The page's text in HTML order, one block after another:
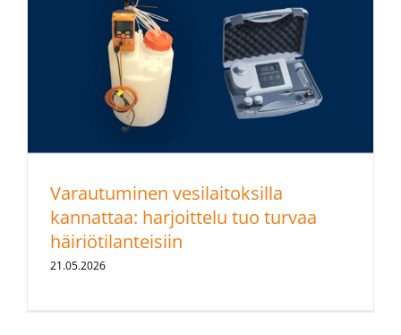
Varautuminen vesilaitoksilla
kannattaa: harjoittelu tuo turvaa
häiriötilanteisiin
21.05.2026